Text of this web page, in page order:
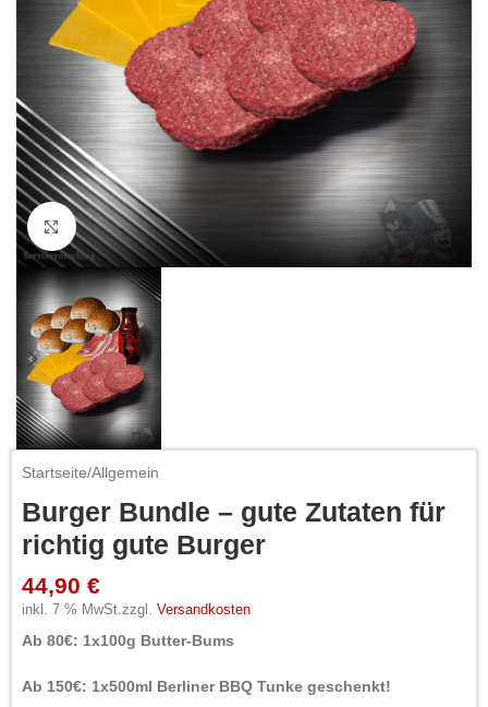
Click to enlarge
Startseite/Allgemein
Burger Bundle – gute Zutaten für
richtig gute Burger
44,90 €
inkl. 7 % MwSt.zzgl. Versandkosten
Ab 80€: 1x100g Butter-Bums
Ab 150€: 1x500ml Berliner BBQ Tunke geschenkt!